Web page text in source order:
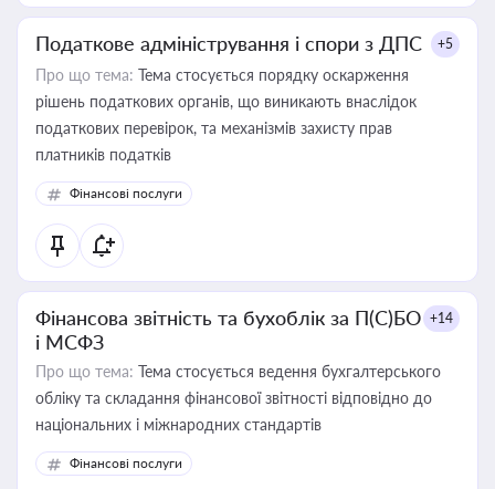
Податкове адміністрування і спори з ДПС +5
Про що тема: Тема стосується порядку оскарження
рішень податкових органів, що виникають внаслідок
податкових перевірок, та механізмів захисту прав
платників податків
Фінансові послуги
Фінансова звітність та бухоблік за П(С)БО
і МСФЗ
+14
Про що тема: Тема стосується ведення бухгалтерського
обліку та складання фінансової звітності відповідно до
національних і міжнародних стандартів
Фінансові послуги